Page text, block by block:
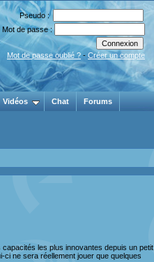
Pseudo :
Mot de passe :
Mot de passe oublié ? - Créer un compte
Vidéos Chat Forums
les plus innovantes depuis un petit
ne sera réellement jouer que quelques